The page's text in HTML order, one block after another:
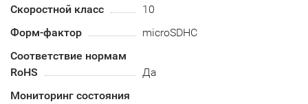
Скоростной класс
10
Форм-фактор
microSDHC
Соответствие нормам
RoHS
Да
Мониторинг состояния